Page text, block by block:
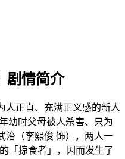
剧情简介
正直、充满正义感的新人
幼时父母被人杀害、只为
治（李熙俊 饰），两人一
「掠食者」，因而发生了